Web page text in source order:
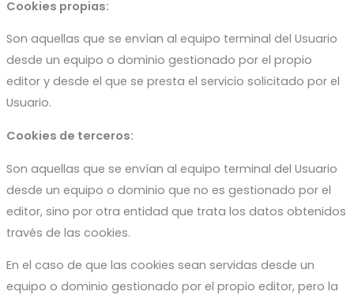
Cookies propias:
Son aquellas que se envían al equipo terminal del Usuario
desde un equipo o dominio gestionado por el propio
editor y desde el que se presta el servicio solicitado por el
Usuario.
Cookies de terceros:
Son aquellas que se envían al equipo terminal del Usuario
desde un equipo o dominio que no es gestionado por el
editor, sino por otra entidad que trata los datos obtenidos
través de las cookies.
En el caso de que las cookies sean servidas desde un
equipo o dominio gestionado por el propio editor, pero la